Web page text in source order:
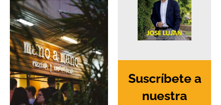
Suscríbete a
nuestra